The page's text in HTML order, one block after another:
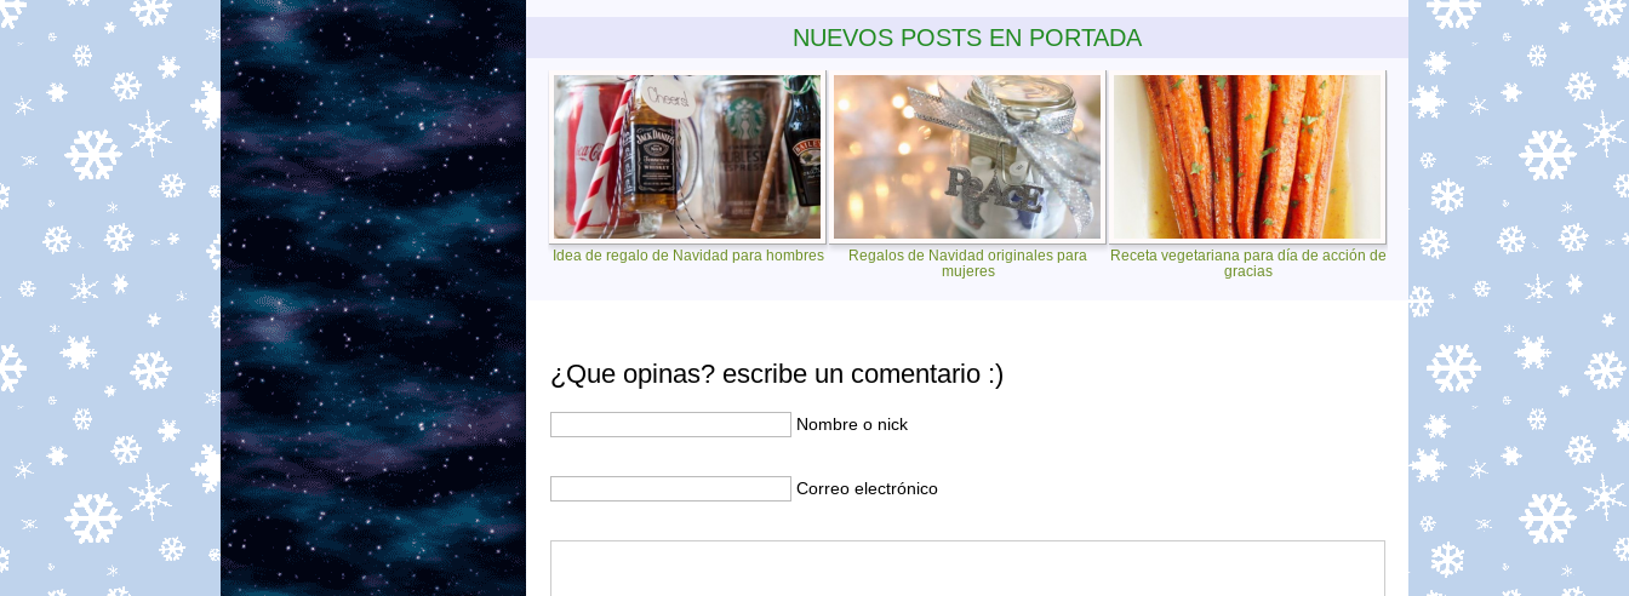
NUEVOS POSTS EN PORTADA
Idea de regalo de Navidad para hombres
Regalos de Navidad originales para
mujeres
Receta vegetariana para día de acción de
gracias
¿Que opinas? escribe un comentario :)
Nombre o nick
Correo electrónico